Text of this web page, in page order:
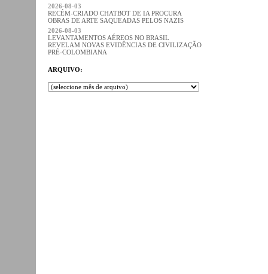
2026-08-03
RECÉM-CRIADO CHATBOT DE IA PROCURA
OBRAS DE ARTE SAQUEADAS PELOS NAZIS
2026-08-03
LEVANTAMENTOS AÉREOS NO BRASIL
REVELAM NOVAS EVIDÊNCIAS DE CIVILIZAÇÃO
PRÉ-COLOMBIANA
ARQUIVO: